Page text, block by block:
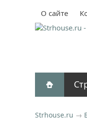
О сайте
Strhouse.ru →